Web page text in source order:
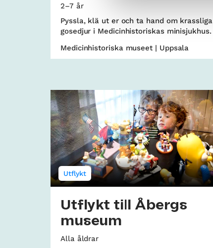
2–7 år
Pyssla, klä ut er och ta hand om krassliga
gosedjur i Medicinhistoriskas minisjukhus.
Medicinhistoriska museet | Uppsala
Utflykt
Utflykt till Åbergs
museum
Alla åldrar